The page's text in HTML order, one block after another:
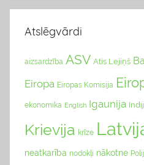
Atslēgvārdi
aizsardzība ASV Atis Lejiņš
Eiropa Eiropas Komisija
ekonomika English Igaunija
Krievija krīze
neatkarība nodokļi nākotne